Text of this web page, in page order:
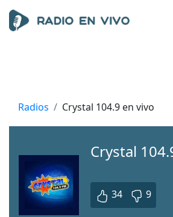
Radios Crystal 104.9 en vivo
Crystal
34 9